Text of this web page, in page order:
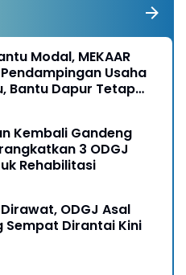
Modal, MEKAAR
Usaha
Bantu Dapur Tetap
Kembali Gandeng
3 ODGJ
Rehabilitasi
ODGJ Asal
Sempat Dirantai Kini